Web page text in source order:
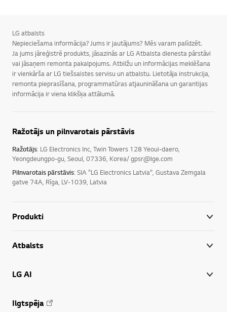
LG atbalsts
Nepieciešama informācija? Jums ir jautājums? Mēs varam palīdzēt.
Ja jums jāreģistrē produkts, jāsazinās ar LG Atbalsta dienesta pārstāvi
vai jāsaņem remonta pakalpojums. Atbilžu un informācijas meklēšana
ir vienkārša ar LG tiešsaistes servisu un atbalstu. Lietotāja instrukcija,
remonta pieprasīšana, programmatūras atjaunināšana un garantijas
informācija ir viena klikšķa attālumā.
Ražotājs un pilnvarotais pārstāvis
Ražotājs: LG Electronics Inc, Twin Towers 128 Yeoui-daero,
Yeongdeungpo-gu, Seoul, 07336, Korea/ gpsr@lge.com
Pilnvarotais pārstāvis: SIA "LG Electronics Latvia", Gustava Zemgala
gatve 74A, Rīga, LV-1039, Latvia
Produkti
Atbalsts
LG AI
Ilgtspēja